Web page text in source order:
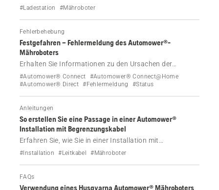
und die Ladestation bei Gewitter schützen können.
#Ladestation #Mähroboter
Fehlerbehebung
Festgefahren – Fehlermeldung des Automower®-
Mähroboters
Erhalten Sie Informationen zu den Ursachen der
Fehlermeldung „Festgefahren“ des Automower® und
erfahren Sie, wie Sie diese effektiv beheben können.
#Automower® Connect
#Automower® Connect@Home
#Automower® Direct #Fehlermeldung #Status
Anleitungen
So erstellen Sie eine Passage in einer Automower®
Installation mit Begrenzungskabel
Erfahren Sie, wie Sie in einer Installation mit
Begrenzungskabel beim Anlegen einer Passage für
#Installation #Leitkabel #Mähroboter
FAQs
Verwendung eines Husqvarna Automower® Mähroboters